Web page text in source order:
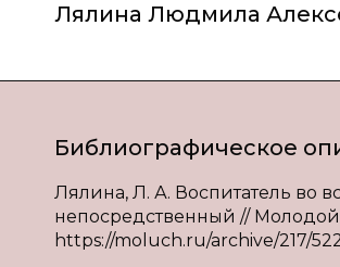
Лялина Людмила
Библиографическое
Лялина, Л. А. Воспитатель во
непосредственный // Молодой
https://moluch.ru/archive/217/